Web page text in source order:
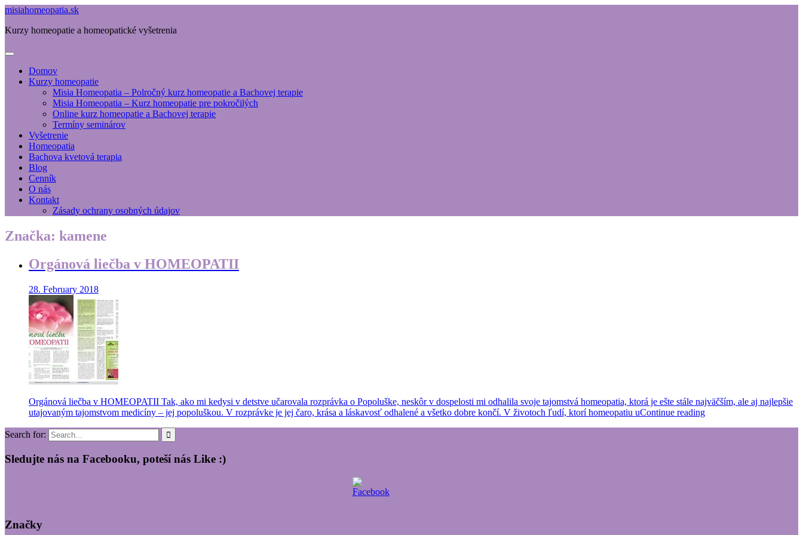
misiahomeopatia.sk
Kurzy homeopatie a homeopatické vyšetrenia
Domov
Kurzy homeopatie
Misia Homeopatia – Polročný kurz homeopatie a Bachovej terapie
Misia Homeopatia – Kurz homeopatie pre pokročilých
Online kurz homeopatie a Bachovej terapie
Termíny seminárov
Vyšetrenie
Homeopatia
Bachova kvetová terapia
Blog
Cenník
O nás
Kontakt
Zásady ochrany osobných údajov
Značka: kamene
Orgánová liečba v HOMEOPATII
28. February 2018
Orgánová liečba v HOMEOPATII Tak, ako mi kedysi v detstve učarovala rozprávka o Popoluške, neskôr v dospelosti mi odhalila svoje tajomstvá homeopatia, ktorá je ešte stále najväčším, ale aj najlepšie
utajovaným tajomstvom medicíny – jej popoluškou. V rozprávke je jej čaro, krása a láskavosť odhalené a všetko dobre končí. V životoch ľudí, ktorí homeopatiu uContinue reading
Search for:
Sledujte nás na Facebooku, poteší nás Like :)
Značky